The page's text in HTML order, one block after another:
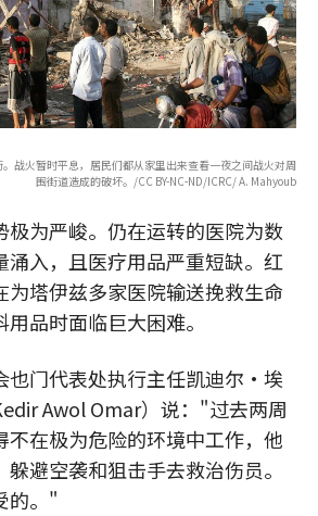
战火暂时平息，居民们都从家里出来查看一夜之间战火对周
围街道造成的破坏。/CC BY-NC-ND/ICRC/ A. Mahyoub
极为严峻。仍在运转的医院为数
涌入，且医疗用品严重短缺。红
为塔伊兹多家医院输送挽救生命
品时面临巨大困难。
也门代表处执行主任凯迪尔·埃
Awol Omar）说："过去两周
不在极为危险的环境中工作，他
避空袭和狙击手去救治伤员。
的。"